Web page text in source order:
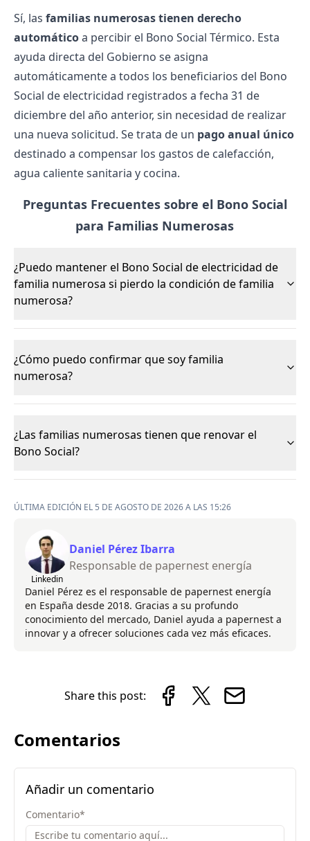
Sí, las familias numerosas tienen derecho
automáticoa percibir el Bono Social Térmico. Esta
ayuda directa del Gobierno se asigna
automáticamente a todos los beneficiarios del Bono
Social de electricidad registrados a fecha 31 de
diciembre del año anterior, sin necesidad de realizar
una nueva solicitud. Se trata de un pago anual único
destinado a compensar los gastos de calefacción,
agua caliente sanitaria y cocina.
Preguntas Frecuentes sobre el Bono Social
para Familias Numerosas
¿Puedo mantener el Bono Social de electricidad de
familia numerosa si pierdo la condición de familia
numerosa?
¿Cómo puedo confirmar que soy familia
numerosa?
¿Las familias numerosas tienen que renovar el
Bono Social?
ÚLTIMA EDICIÓN EL 5 DE AGOSTO DE 2026 A LAS 15:26
Linkedin
Daniel Pérez Ibarra
Responsable de papernest energía
Daniel Pérez es el responsable de papernest energía
en España desde 2018. Gracias a su profundo
conocimiento del mercado, Daniel ayuda a papernest a
innovar y a ofrecer soluciones cada vez más eficaces.
Share this post:
Comentarios
Añadir un comentario
Comentario*